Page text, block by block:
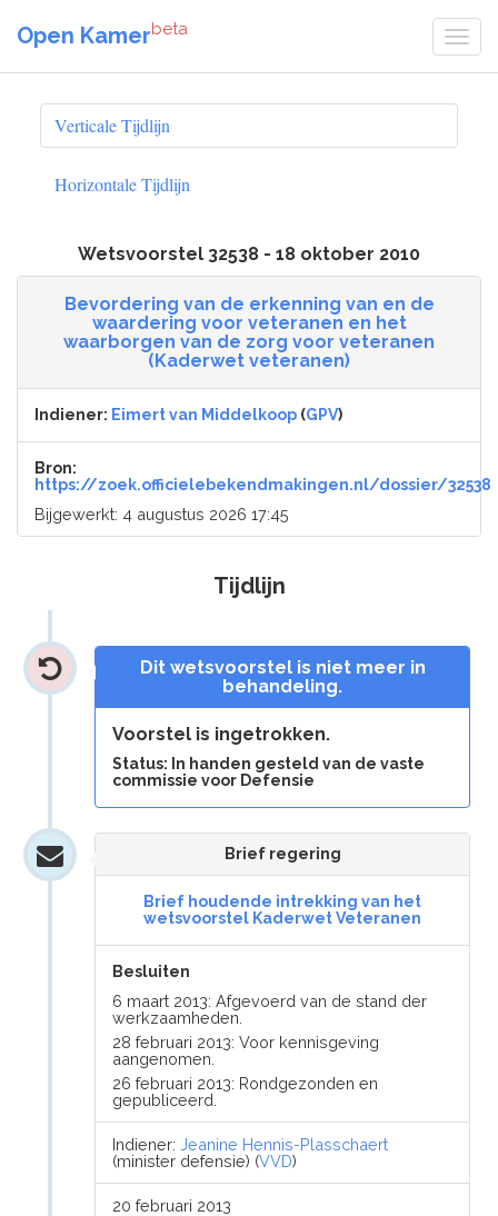
Open Kamerbeta
Verticale Tijdlijn
Horizontale Tijdlijn
Wetsvoorstel 32538 - 18 oktober 2010
Bevordering van de erkenning van en de
waardering voor veteranen en het
waarborgen van de zorg voor veteranen
(Kaderwet veteranen)
Indiener: Eimert van Middelkoop (GPV)
Bron:
https://zoek.officielebekendmakingen.nl/dossier/32538
Bijgewerkt: 4 augustus 2026 17:45
Tijdlijn
Dit wetsvoorstel is niet meer in
behandeling.
Voorstel is ingetrokken.
Status: In handen gesteld van de vaste
commissie voor Defensie
Brief regering
Brief houdende intrekking van het
wetsvoorstel Kaderwet Veteranen
Besluiten
6 maart 2013: Afgevoerd van de stand der
werkzaamheden.
28 februari 2013: Voor kennisgeving
aangenomen.
26 februari 2013: Rondgezonden en
gepubliceerd.
Indiener:Jeanine Hennis-Plasschaert
(minister defensie) (VVD)
20 februari 2013